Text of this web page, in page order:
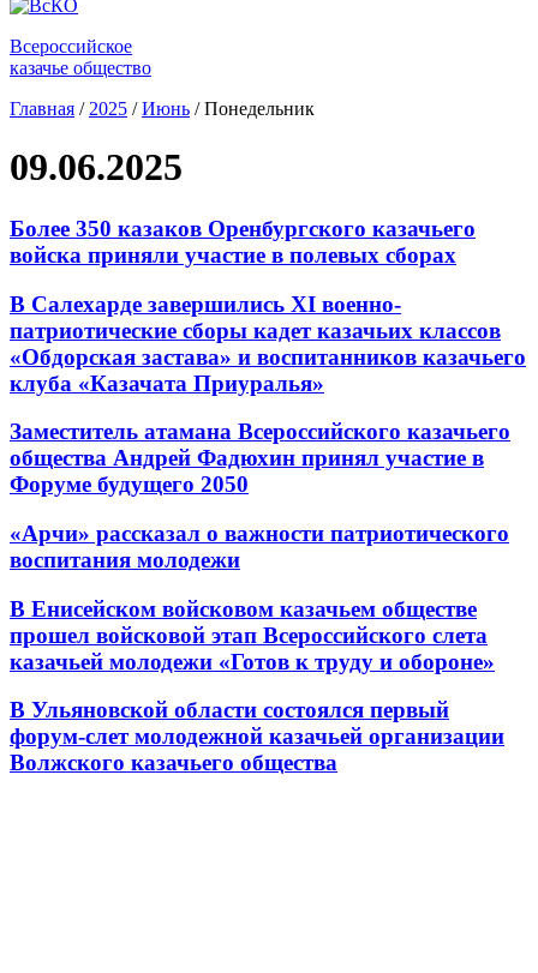
Всероссийское
казачье общество
Главная / 2025 / Июнь /Понедельник
09.06.2025
Более 350 казаков Оренбургского казачьего
войска приняли участие в полевых сборах
В Салехарде завершились XI военно-
патриотические сборы кадет казачьих классов
«Обдорская застава» и воспитанников казачьего
клуба «Казачата Приуралья»
Заместитель атамана Всероссийского казачьего
общества Андрей Фадюхин принял участие в
Форуме будущего 2050
«Арчи» рассказал о важности патриотического
воспитания молодежи
В Енисейском войсковом казачьем обществе
прошел войсковой этап Всероссийского слета
казачьей молодежи «Готов к труду и обороне»
В Ульяновской области состоялся первый
форум-слет молодежной казачьей организации
Волжского казачьего общества